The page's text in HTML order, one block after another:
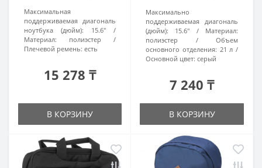
Максимальная
поддерживаемая диагональ
ноутбука (дюйм):
15.6"
Материал:
полиэстер
Плечевой ремень: есть
15 278 ₸
В КОРЗИНУ
Максимально
поддерживаемая диагональ
(дюйм):
15.6"
Материал:
полиэстер
Объем
основного отделения: 21 л
Основной цвет: серый
7 240 ₸
В КОРЗИНУ